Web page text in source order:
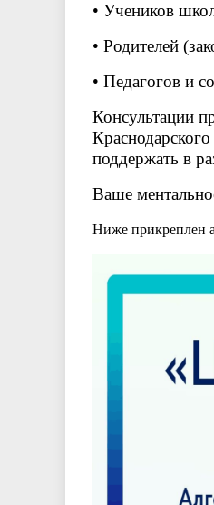
• Учеников
• Родителей
• Педагогов и
Консультации
поддержать в
Ваше
Ниже прикреплен